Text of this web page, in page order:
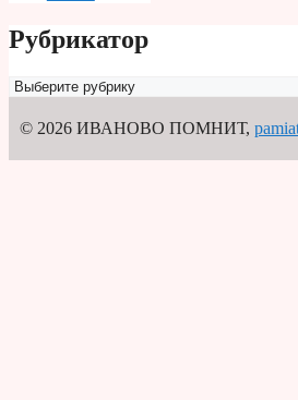
Рубрикатор
Рубрикатор
© 2026 ИВАНОВО ПОМНИТ,